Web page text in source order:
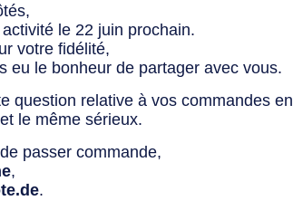
le 22 juin prochain.
votre fidélité,
eu le bonheur de partager avec vous.
question relative à vos commandes en
le même sérieux.
passer commande,
,
.